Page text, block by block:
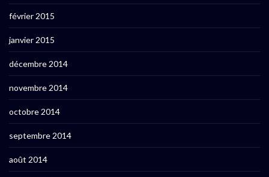
février 2015
janvier 2015
décembre 2014
novembre 2014
octobre 2014
septembre 2014
août 2014